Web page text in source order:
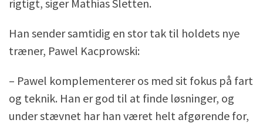
rigtigt, siger Mathias Sletten.
Han sender samtidig en stor tak til holdets nye
træner, Pawel Kacprowski:
– Pawel komplementerer os med sit fokus på fart
og teknik. Han er god til at finde løsninger, og
under stævnet har han været helt afgørende for,